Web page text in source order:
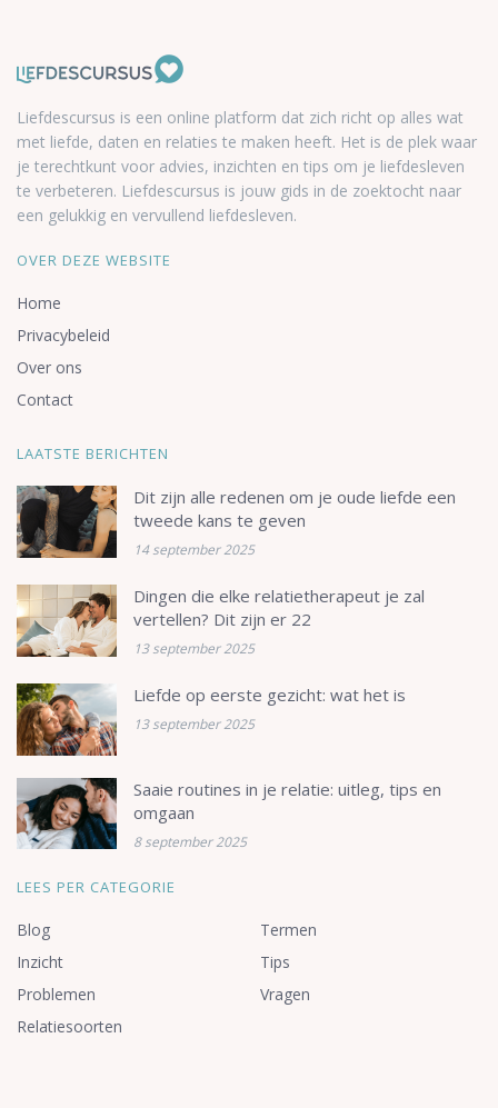
Liefdescursus is een online platform dat zich richt op alles wat
met liefde, daten en relaties te maken heeft. Het is de plek waar
je terechtkunt voor advies, inzichten en tips om je liefdesleven
te verbeteren. Liefdescursus is jouw gids in de zoektocht naar
een gelukkig en vervullend liefdesleven.
OVER DEZE WEBSITE
Home
Privacybeleid
Over ons
Contact
LAATSTE BERICHTEN
Dit zijn alle redenen om je oude liefde een
tweede kans te geven
14 september 2025
Dingen die elke relatietherapeut je zal
vertellen? Dit zijn er 22
13 september 2025
Liefde op eerste gezicht: wat het is
13 september 2025
Saaie routines in je relatie: uitleg, tips en
omgaan
8 september 2025
LEES PER CATEGORIE
Blog
Inzicht
Problemen
Relatiesoorten
Termen
Tips
Vragen